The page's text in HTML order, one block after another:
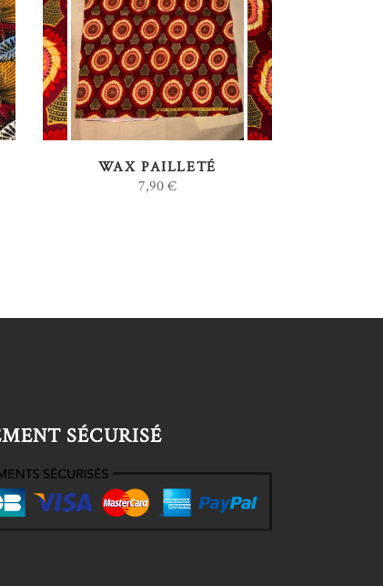
AJOUTER AU PANIER
WAX PAILLETÉ
7,90€
SÉCURISÉ